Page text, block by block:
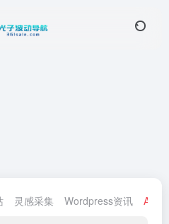
灵感采集 Wordpress资讯 AI工